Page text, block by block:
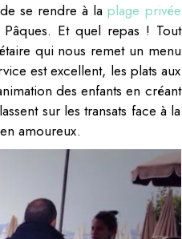
de se rendre à laplage privée
Et quel repas ! Tout
qui nous remet un menu
est excellent, les plats aux
des enfants en créant
sur les transats face à la
amoureux.